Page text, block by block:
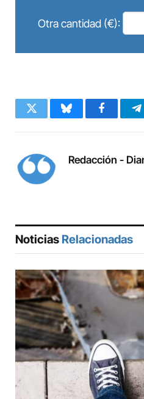
Otra cantidad (€):
Twitter BlueskyFacebook
Redacción -
Noticias Relacionadas